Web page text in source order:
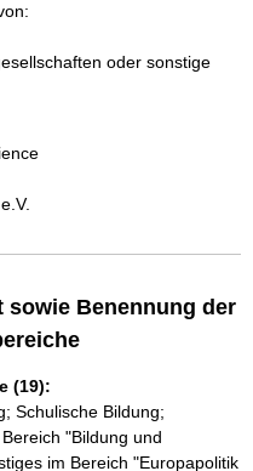
oder sonstige
sowie Benennung der
(19):
Schulische Bildung;
"Bildung und
im Bereich "Europapolitik